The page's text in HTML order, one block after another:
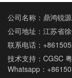
公司名称：鼎鸿锐
公司地址：江苏省
联系电话：
技术支持： CGSC
Whatsapp：